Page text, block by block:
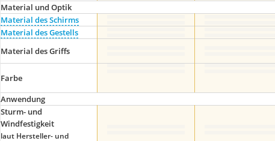
Material und Optik
Material des Schirms
Material des Gestells
Material des Griffs
Farbe
Anwendung
Sturm- und
Windfestigkeit
laut Hersteller- und